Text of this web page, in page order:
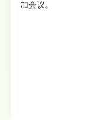
加会议。